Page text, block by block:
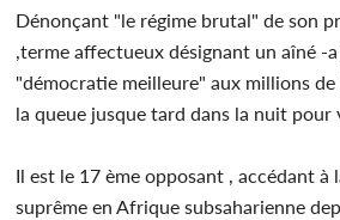
Dénonçant "le régime brutal" de son
,terme affectueux désignant un aîné -
"démocratie meilleure" aux millions
la queue jusque tard dans la nuit pour
Il est le 17 ème opposant , accédant à
suprême en Afrique subsaharienne